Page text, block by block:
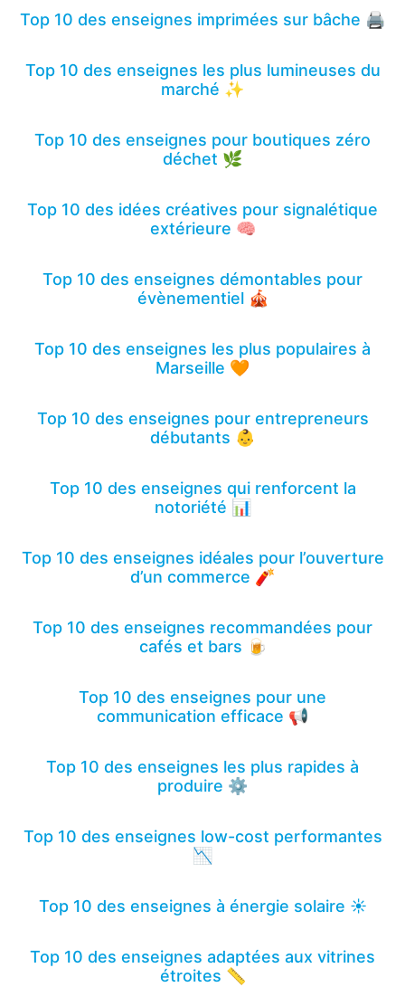
Top 10 des enseignes imprimées sur bâche 🖨️
Top 10 des enseignes les plus lumineuses du
marché ✨
Top 10 des enseignes pour boutiques zéro
déchet 🌿
Top 10 des idées créatives pour signalétique
extérieure 🧠
Top 10 des enseignes démontables pour
évènementiel 🎪
Top 10 des enseignes les plus populaires à
Marseille 🧡
Top 10 des enseignes pour entrepreneurs
débutants 👶
Top 10 des enseignes qui renforcent la
notoriété 📊
Top 10 des enseignes idéales pour l’ouverture
d’un commerce 🧨
Top 10 des enseignes recommandées pour
cafés et bars 🍺
Top 10 des enseignes pour une
communication efficace 📢
Top 10 des enseignes les plus rapides à
produire ⚙️
Top 10 des enseignes low-cost performantes
📉
Top 10 des enseignes à énergie solaire ☀️
Top 10 des enseignes adaptées aux vitrines
étroites 📏